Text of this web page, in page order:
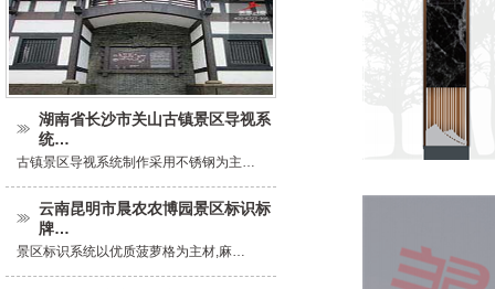
湖南省长沙市关山古镇景区导视系
统…
古镇景区导视系统制作采用不锈钢为主…
云南昆明市晨农农博园景区标识标
牌…
景区标识系统以优质菠萝格为主材,麻…